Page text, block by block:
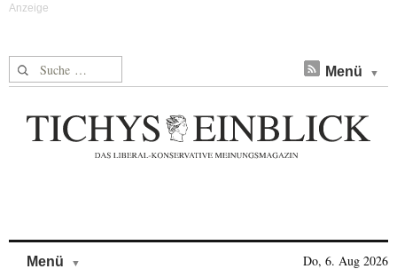
Suche nach: Menü
Menü Do, 6. Aug 2026